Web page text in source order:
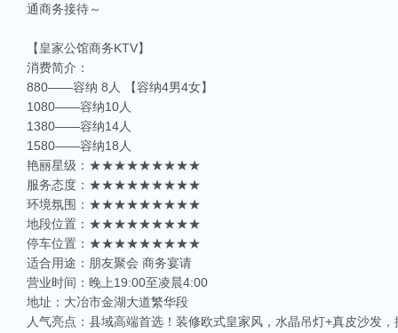
通商务接待～
【皇家公馆商务KTV】
消费简介：
880——容纳 8人 【容纳4男4女】
1080——容纳10人
1380——容纳14人
1580——容纳18人
艳丽星级：★★★★★★★★★
服务态度：★★★★★★★★★
环境氛围：★★★★★★★★★
地段位置：★★★★★★★★★
停车位置：★★★★★★★★★
适合用途：朋友聚会 商务宴请
营业时间：晚上19:00至凌晨4:00
地址：大冶市金湖大道繁华段
人气亮点：县域高端首选！装修欧式皇家风，水晶吊灯+真皮沙发